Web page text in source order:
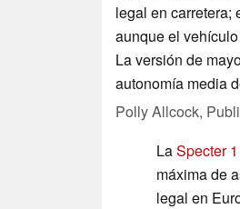
legal en carretera;
aunque el
La versión de
autonomía media
Polly Allcock,
LaSpecter
máxima de
legal en